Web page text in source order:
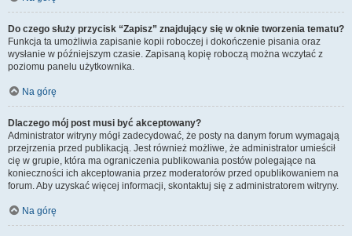
Do czego służy przycisk “Zapisz” znajdujący się w oknie tworzenia tematu?
Funkcja ta umożliwia zapisanie kopii roboczej i dokończenie pisania oraz
wysłanie w późniejszym czasie. Zapisaną kopię roboczą można wczytać z
poziomu panelu użytkownika.
Na górę
Dlaczego mój post musi być akceptowany?
Administrator witryny mógł zadecydować, że posty na danym forum wymagają
przejrzenia przed publikacją. Jest również możliwe, że administrator umieścił
cię w grupie, która ma ograniczenia publikowania postów polegające na
konieczności ich akceptowania przez moderatorów przed opublikowaniem na
forum. Aby uzyskać więcej informacji, skontaktuj się z administratorem witryny.
Na górę